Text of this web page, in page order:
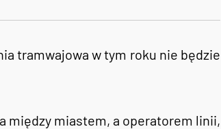
tramwajowa w tym roku nie będzie
między miastem, a operatorem linii,